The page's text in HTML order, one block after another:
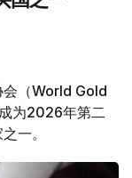
会（World Gold
为2026年第二
一。